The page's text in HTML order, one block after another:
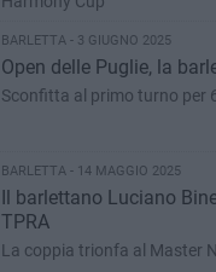
BARLETTA - 3 GIUGNO 2025
Open delle Puglie, la
Sconfitta al primo turno per
BARLETTA - 14 MAGGIO 2025
Il barlettano Luciano
TPRA
La coppia trionfa al Master